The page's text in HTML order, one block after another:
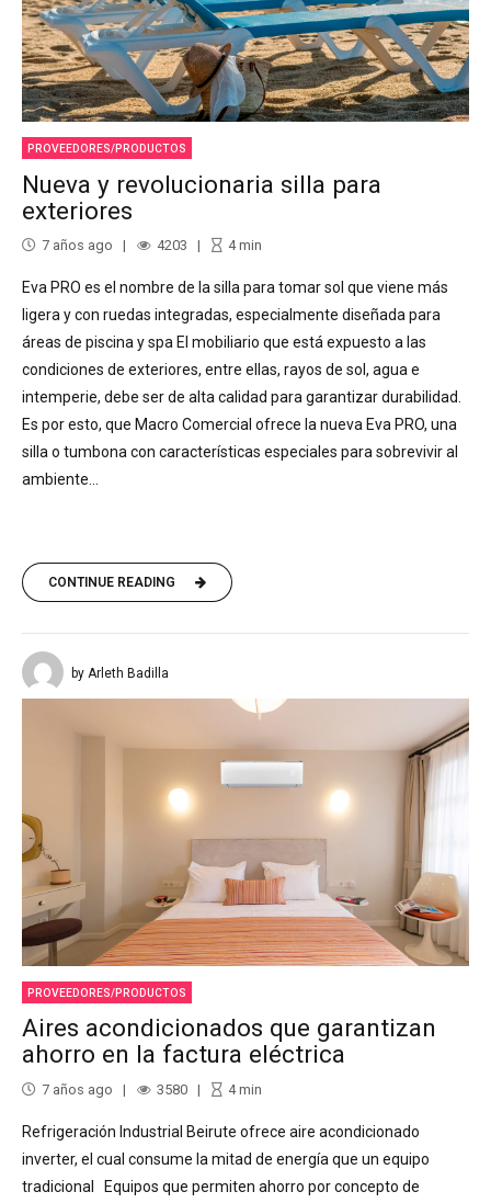
PROVEEDORES/PRODUCTOS
Nueva y revolucionaria silla para
exteriores
7 años ago 4203 4min
Eva PRO es el nombre de la silla para tomar sol que viene más
ligera y con ruedas integradas, especialmente diseñada para
áreas de piscina y spa El mobiliario que está expuesto a las
condiciones de exteriores, entre ellas, rayos de sol, agua e
intemperie, debe ser de alta calidad para garantizar durabilidad.
Es por esto, que Macro Comercial ofrece la nueva Eva PRO, una
silla o tumbona con características especiales para sobrevivir al
ambiente...
CONTINUE READING
by Arleth Badilla
PROVEEDORES/PRODUCTOS
Aires acondicionados que garantizan
ahorro en la factura eléctrica
7 años ago 3580 4min
Refrigeración Industrial Beirute ofrece aire acondicionado
inverter, el cual consume la mitad de energía que un equipo
tradicional Equipos que permiten ahorro por concepto de